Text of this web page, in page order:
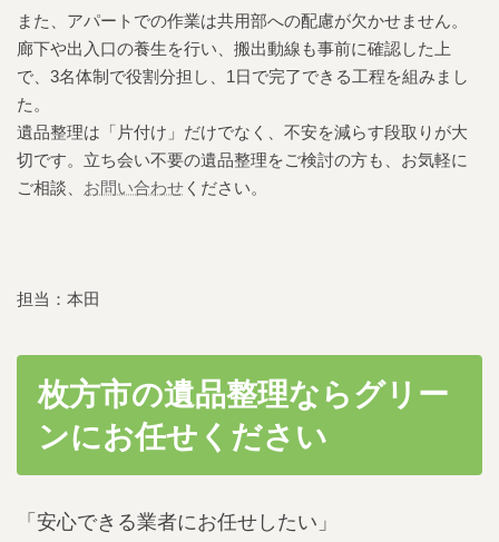
また、アパートでの作業は共用部への配慮が欠かせません。
廊下や出入口の養生を行い、搬出動線も事前に確認した上
で、3名体制で役割分担し、1日で完了できる工程を組みまし
た。
遺品整理は「片付け」だけでなく、不安を減らす段取りが大
切です。立ち会い不要の遺品整理をご検討の方も、お気軽に
ご相談、 お問い合わせ ください。
担当：本田
枚方市の遺品整理ならグリー
ンにお任せください
「 安心できる業者にお任せしたい 」